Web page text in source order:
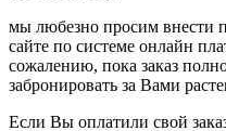
мы любезно просим внести
сайте по системе онлайн
сожалению, пока заказ
забронировать за Вами
Если Вы оплатили свой